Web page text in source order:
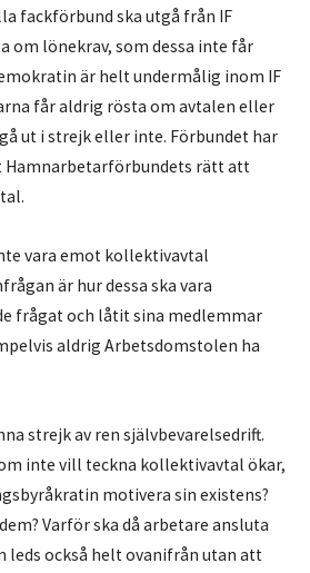
fackförbund ska utgå från IF
om lönekrav, som dessa inte får
är helt undermålig inom IF
får aldrig rösta om avtalen eller
ut i strejk eller inte. Förbundet har
Hamnarbetarförbundets rätt att
vara emot kollektivavtal
är hur dessa ska vara
frågat och låtit sina medlemmar
aldrig Arbetsdomstolen ha
strejk av ren självbevarelsedrift.
inte vill teckna kollektivavtal ökar,
motivera sin existens?
Varför ska då arbetare ansluta
leds också helt ovanifrån utan att